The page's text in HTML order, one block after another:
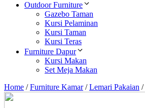
Outdoor Furniture
Gazebo Taman
Kursi Pelaminan
Kursi Taman
Kursi Teras
Furniture Dapur
Kursi Makan
Set Meja Makan
Home / Furniture Kamar / Lemari Pakaian /